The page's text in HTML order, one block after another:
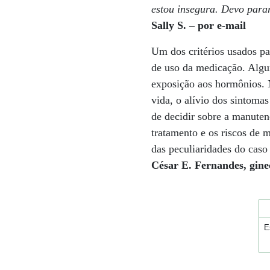
estou insegura. Devo
Sally S. – por e-mail
Um dos critérios usados
de uso da medicação.
exposição aos hormônios.
vida, o alívio dos
de decidir sobre a
tratamento e os riscos de
das peculiaridades do
César E. Fernandes,